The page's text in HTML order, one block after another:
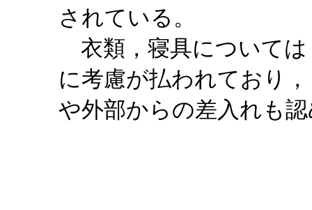
されている。
衣類，寝具については
に考慮が払われており
や外部からの差入れも